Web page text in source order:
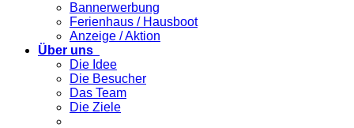
Bannerwerbung
Ferienhaus / Hausboot
Anzeige / Aktion
Über uns
Die Idee
Die Besucher
Das Team
Die Ziele